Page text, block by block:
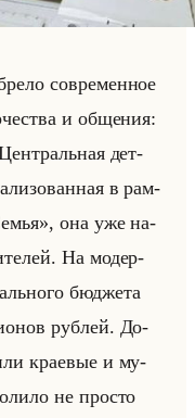
со­вре­мен­ное
и об­ще­ния:
дет­
в рам­
она уже на­
На мо­дер­
бюд­же­та
руб­лей. До­
кра­евые и му­
не про­сто